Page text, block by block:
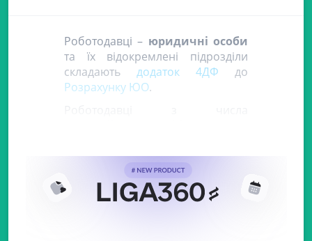
Роботодавці – юридичні особи
та їх відокремлені підрозділи
складають додаток 4ДФ до
Розрахунку ЮО.